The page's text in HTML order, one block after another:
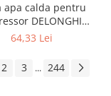
apa calda pentru
DELONGHI
ECAM22 ECAM29
64,33 Lei
2 3 ... 244